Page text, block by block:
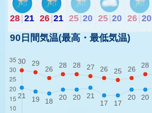
28 21 26 21 25 20 25 20 26 20
90日間気温(最高・最低気温)